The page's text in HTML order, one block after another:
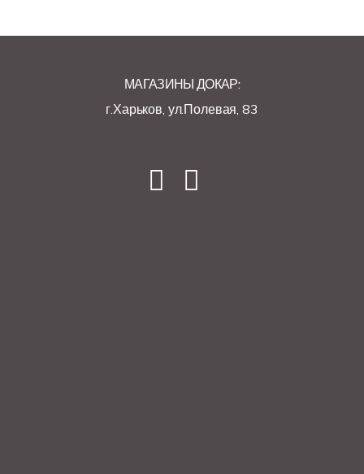
МАГАЗИНЫ ДОКАР:
г.Харьков, ул.Полевая, 83